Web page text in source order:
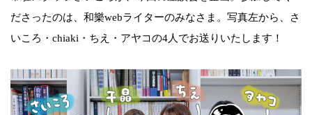
ださったのは、和樂webライターのみなさま。写真左から、さ
いころ・chiaki・ちえ・アヤコの4人でお送りいたします！